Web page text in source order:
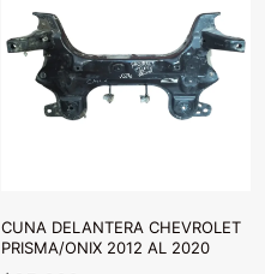
CUNA DELANTERA CHEVROLET
PRISMA/ONIX 2012 AL 2020